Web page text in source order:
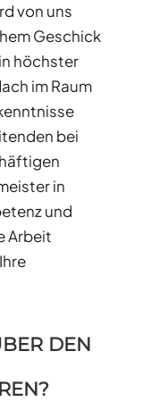
von uns
Geschick
höchster
im Raum
bei
in
und
Arbeit
DEN